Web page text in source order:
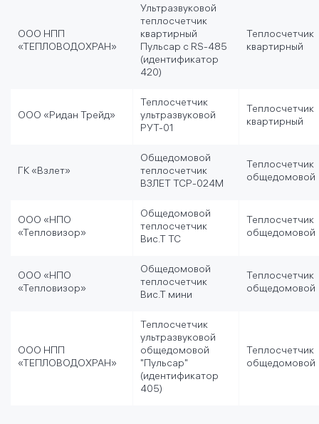
ООО НПП
«ТЕПЛОВОДОХРАН»
Ультразвуковой
теплосчетчик
квартирный
Пульсар с RS-485
(идентификатор
420)
Теплосчетчик
квартирный
ООО «Ридан Трейд»
Теплосчетчик
ультразвуковой
РУТ-01
Теплосчетчик
квартирный
ГК «Взлет»
Общедомовой
теплосчетчик
ВЗЛЕТ ТСР-024М
Теплосчетчик
общедомовой
ООО «НПО
«Тепловизор»
Общедомовой
теплосчетчик
Вис.Т ТС
Теплосчетчик
общедомовой
ООО «НПО
«Тепловизор»
Общедомовой
теплосчетчик
Вис.Т мини
Теплосчетчик
общедомовой
ООО НПП
«ТЕПЛОВОДОХРАН»
Теплосчетчик
ультразвуковой
общедомовой
"Пульсар"
(идентификатор
405)
Теплосчетчик
общедомовой